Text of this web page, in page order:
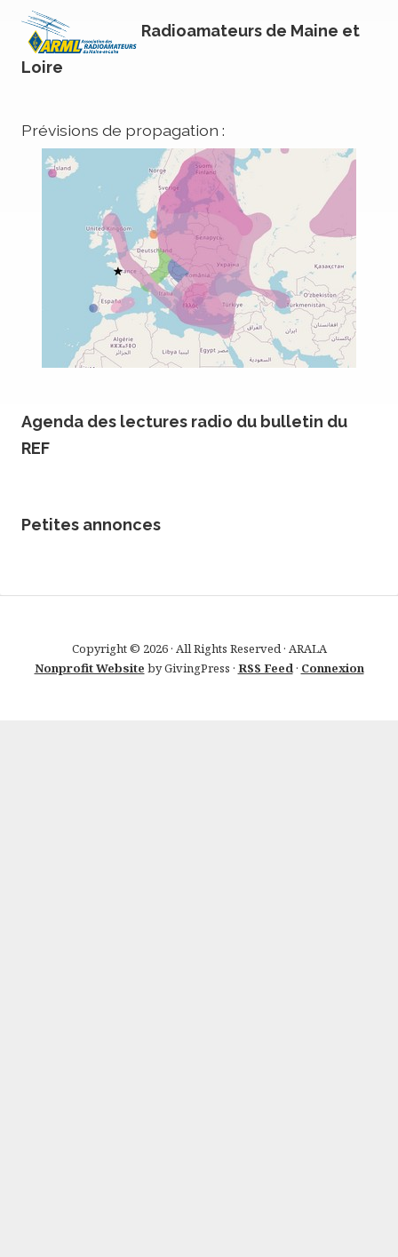
Radioamateurs de Maine et
Loire
Prévisions de propagation :
Agenda des lectures radio du bulletin du
REF
Petites annonces
Copyright © 2026 · All Rights Reserved · ARALA
Nonprofit Website by GivingPress · RSS Feed· Connexion